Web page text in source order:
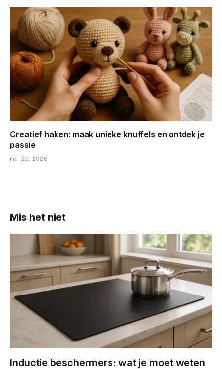
Creatief haken: maak unieke knuffels en ontdek je
passie
mei 25, 2026
Mis het niet
Inductie beschermers: wat je moet weten